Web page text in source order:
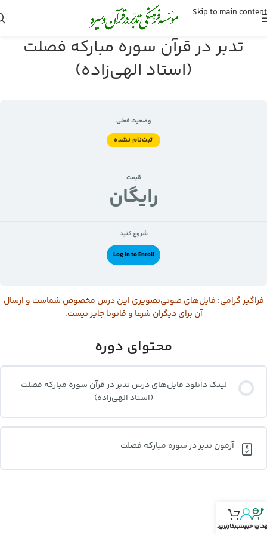
Skip to main content
تدبر در قرآن سوره مبارکه فصلت
(استاد الهی‌زاده)
وضعیت فعلی
ثبت‌نام نشده
قیمت
رايگان
شروع کنید
Log In to Enroll
فراگیر گرامی؛ فایل‌های صوتی‌تصویری این درس مخصوص شماست و ارسال
آن برای دیگران شرعا و قانونا جایز نیست.
محتوای دوره
لینک دانلود فایل‌های درس تدبر در قرآن سوره مبارکه فصلت
(استاد الهی‌زاده)
آزمون تدبر در سوره مبارکه فصلت
خرید
به حساب‌کاربری
سبد خرید